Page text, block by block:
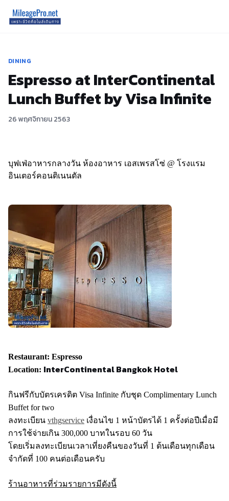
DINING
Espresso at InterContinental
Lunch Buffet by Visa Infinite
26 พฤศจิกายน 2563
บุฟเฟ่อาหารกลางวัน ห้องอาหาร เอสเพรสโซ่ @ โรงแรม
อินเตอร์คอนติเนนตัล
Restaurant: Espresso
Location: InterContinental BangkokHotel
กินฟรีกับบัตรเครดิต Visa Infinite กับชุด Complimentary Lunch
Buffet for two
ลงทะเบียน vthgservice เงื่อนไข 1 หน้าบัตรได้ 1 ครั้งต่อปีเมื่อมี
การใช้จ่ายเกิน 300,000 บาทในรอบ 60 วัน
โดยเริ่มลงทะเบียนเวลาเที่ยงคืนของวันที่ 1 ต้นเดือนทุกเดือน
จำกัดที่ 100 คนต่อเดือนครับ
ร้านอาหารที่ร่วมรายการมีดังนี้